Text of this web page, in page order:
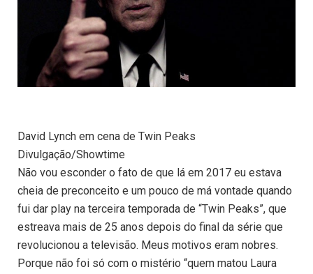
David Lynch em cena de Twin Peaks
Divulgação/Showtime
Não vou esconder o fato de que lá em 2017 eu estava
cheia de preconceito e um pouco de má vontade quando
fui dar play na terceira temporada de “Twin Peaks”, que
estreava mais de 25 anos depois do final da série que
revolucionou a televisão. Meus motivos eram nobres.
Porque não foi só com o mistério “quem matou Laura